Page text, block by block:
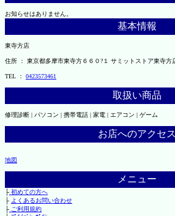
お知らせはありません。
基本情報
東寺方店
住所 ： 東京都多摩市東寺方６６０?１ サミットストア東寺方
TEL ： 0423573461
取扱い商品
修理診断 | パソコン | 携帯電話 | 家電 | エアコン | ゲーム
お店へのアクセス
地図
メニュー
├初めての方へ
├ よくあるお問い合わせ
├ご利用規約